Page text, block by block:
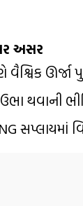
અસર
વૈશ્વિક
થવાની
સપ્લાયમાં